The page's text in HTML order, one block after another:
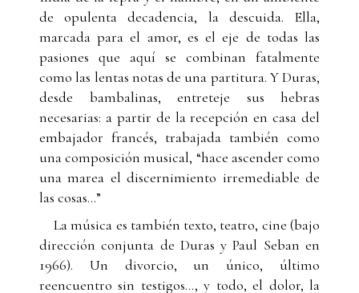
de opulenta decadencia, la descuida. Ella,
marcada para el amor, es el eje de todas las
pasiones que aquí se combinan fatalmente
como las lentas notas de una partitura. Y Duras,
desde bambalinas, entreteje sus hebras
necesarias: a partir de la recepción en casa del
embajador francés, trabajada también como
una composición musical, “hace ascender como
una marea el discernimiento irremediable de
las cosas...”
La música es también texto, teatro, cine (bajo
dirección conjunta de Duras y Paul Seban en
1966). Un divorcio, un único, último
reencuentro sin testigos..., y todo, el dolor, la